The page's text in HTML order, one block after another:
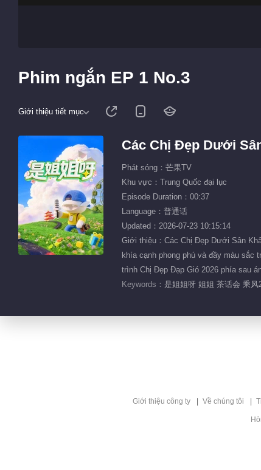
Phim ngắn EP 1 No.3
Giới thiệu tiết mục
Các Chị Đẹp Dưới
Phát sóng：芒果TV
Khu vực：Trung Quốc đại lục
Episode Duration：00:37
Language：普通话
Updated：2026-07-23 10:15:14
Giới thiệu：Các Chị Đẹp Dưới Sân
khía cạnh phong phú và đầy màu
trình Chị Đẹp Đạp Gió 2026 phía sau
Keywords： 是姐姐呀 姐姐 茶话会 乘
Giới thiệu công ty Về chúng tôi